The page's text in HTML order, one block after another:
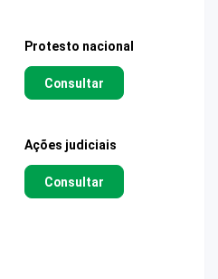
Protesto nacional
Consultar
Ações judiciais
Consultar